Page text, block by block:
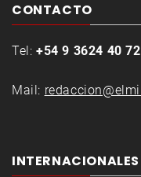
CONTACTO
Tel: +54 9 3624 40
Mail:
INTERNACIONALES